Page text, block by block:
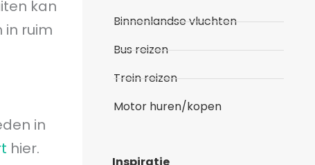
kan
ruim
in
hier.
Binnenlandse vluchten
Bus reizen
Trein reizen
Motor huren/kopen